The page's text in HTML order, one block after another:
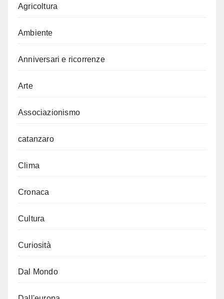
Agricoltura
Ambiente
Anniversari e ricorrenze
Arte
Associazionismo
catanzaro
Clima
Cronaca
Cultura
Curiosità
Dal Mondo